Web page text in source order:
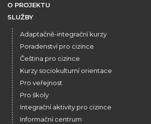
O PROJEKTU
SLUŽBY
Adaptačně-integrační kurzy
Poradenství pro cizince
Čeština pro cizince
Kurzy sociokulturní orientace
Pro veřejnost
Pro školy
Integrační aktivity pro cizince
Informační centrum